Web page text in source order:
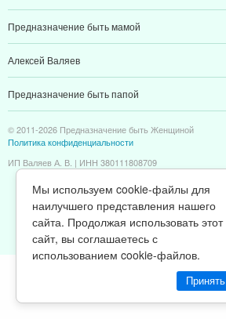
Предназначение быть мамой
Алексей Валяев
Предназначение быть папой
© 2011-2026 Предназначение быть Женщиной
Политика конфиденциальности
ИП Валяев А. В. | ИНН 380111808709
Мы используем cookie-файлы для
наилучшего представления нашего
сайта. Продолжая использовать этот
сайт, вы соглашаетесь с
использованием cookie-файлов.
Принять